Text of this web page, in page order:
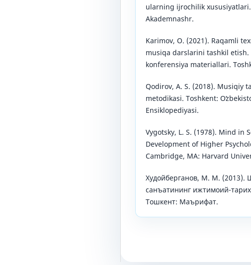
ularning ijrochilik
Akademnashr.
Karimov, O. (2021). Raqamli
musiqa darslarini tashkil
konferensiya materiallari.
Qodirov, A. S. (2018). Musiqiy
metodikasi. Toshkent:
Ensiklopediyasi.
Vygotsky, L. S. (1978). Mind in
Development of Higher
Cambridge, MA: Harvard
Худойберганов, М. М.
санъатининг ижтимоий-
Тошкент: Маърифат.